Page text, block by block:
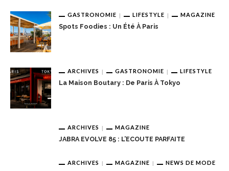
GASTRONOMIE LIFESTYLE MAGAZINE
Spots Foodies : Un Été À Paris
ARCHIVES GASTRONOMIE LIFESTYLE
La Maison Boutary : De Paris À Tokyo
ARCHIVES MAGAZINE
JABRA EVOLVE 85 : L’ECOUTE PARFAITE
ARCHIVES MAGAZINE NEWS DE MODE